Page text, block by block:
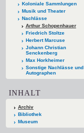
Koloniale Sammlungen
Musik und Theater
Nachlässe
Arthur Schopenhauer
Friedrich Stoltze
Herbert Marcuse
Johann Christian
Senckenberg
Max Horkheimer
Sonstige Nachlässe und
Autographen
INHALT
Archiv
Bibliothek
Museum